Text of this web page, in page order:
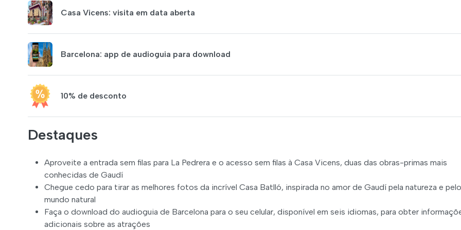
Casa Vicens: visita em data aberta
Barcelona: app de audioguia para download
10% de desconto
Destaques
Aproveite a entrada sem filas para La Pedrera e o acesso sem filas à Casa Vicens, duas das obras-primas mais
conhecidas de Gaudí
Chegue cedo para tirar as melhores fotos da incrível Casa Batlló, inspirada no amor de Gaudí pela natureza e pelo
mundo natural
Faça o download do audioguia de Barcelona para o seu celular, disponível em seis idiomas, para obter
adicionais sobre as atrações